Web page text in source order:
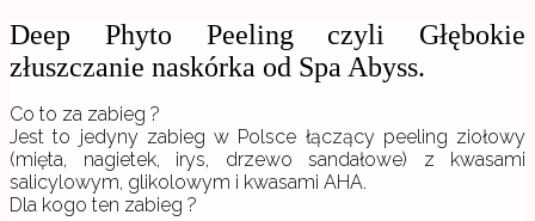
Deep Phyto Peeling czyli Głębokie
złuszczanie naskórka od Spa Abyss.
Co to za zabieg ?
Jest to jedyny zabieg w Polsce łączący peeling ziołowy
(mięta, nagietek, irys, drzewo sandałowe) z kwasami
salicylowym, glikolowym i kwasami AHA.
Dla kogo ten zabieg ?